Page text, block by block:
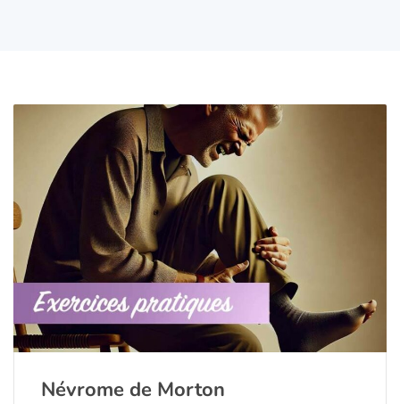
Névrome de Morton